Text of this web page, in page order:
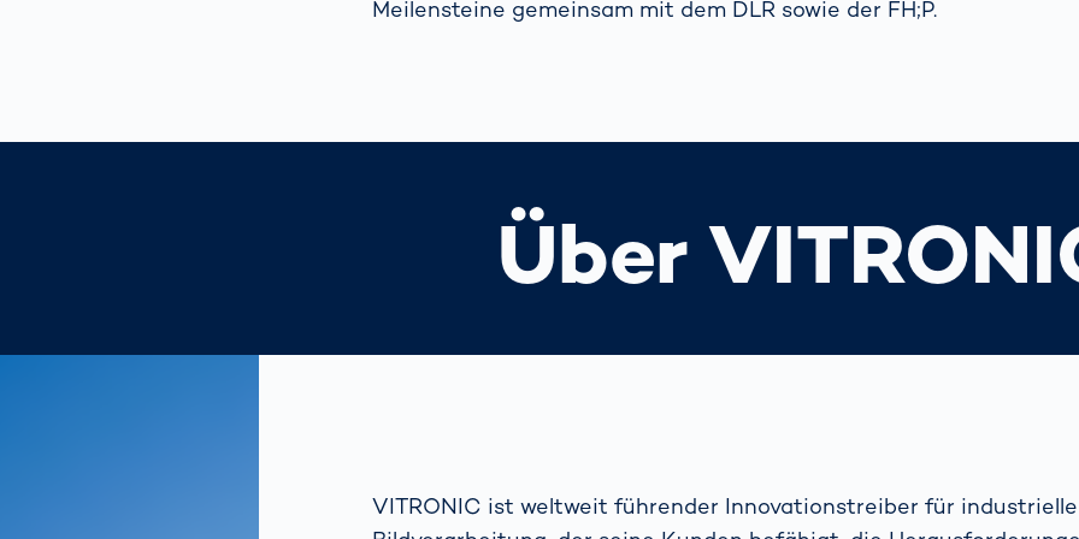
Meilensteine gemeinsam mit dem DLR sowie der FH;P.
Über
VITRONIC ist weltweit führender Innovationstreiber für industrielle